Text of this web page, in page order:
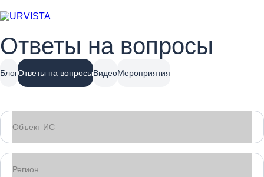
Ответы на вопросы
БлогОтветы на вопросыВидеоМероприятия